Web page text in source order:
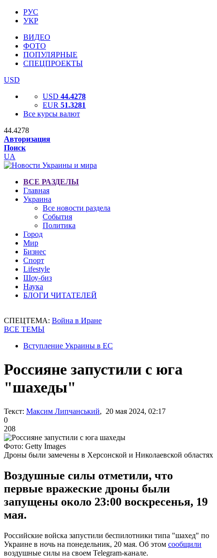
РУС
УКР
ВИДЕО
ФОТО
ПОПУЛЯРНЫЕ
СПЕЦПРОЕКТЫ
USD
USD 44.4278
EUR 51.3281
Все курсы валют
44.4278
Авторизация
Поиск
UA
ВСЕ РАЗДЕЛЫ
Главная
Украина
Все новости раздела
События
Политика
Город
Мир
Бизнес
Спорт
Lifestyle
Шоу-биз
Наука
БЛОГИ ЧИТАТЕЛЕЙ
СПЕЦТЕМА: Война в Иране
ВСЕ ТЕМЫ
Вступление Украины в ЕС
Россияне запустили с юга
"шахеды"
Текст: Максим Липчанський, 20 мая 2024, 02:17
0
208
Фото: Getty Images
Дроны были замечены в Херсонской и Николаевской областях
Воздушные силы отметили, что
первые вражеские дроны были
запущены около 23:00 воскресенья, 19
мая.
Российские войска запустили беспилотники типа "шахед" по
Украине в ночь на понедельник, 20 мая. Об этом сообщили
воздушные силы на своем Telegram-канале.